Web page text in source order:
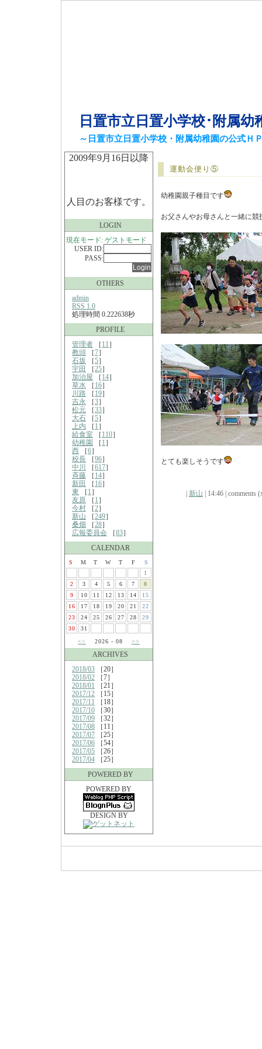
日置市立日置小学校･附属幼
～日置市立日置小学校・附属幼稚園の公式Ｈ
2009年9月16日以降
人目のお客様です。
LOGIN
現在モード: ゲストモード
USER ID:
PASS:
OTHERS
admin
RSS 1.0
処理時間 0.222638秒
PROFILE
管理者 ［ 11 ］
教頭 ［7］
石坂 ［5］
宇田
［25］
加治屋 ［ 14］
草水 ［ 16］
川路 ［ 19］
吉永 ［3］
松元 ［33］
大石 ［5］
上内 ［ 1 ］
給食室 ［ 110］
幼稚園
［ 1 ］
西 ［6］
校長 ［96］
中川
［617］
斉藤 ［ 14］
新田
［ 16］
東 ［ 1 ］
友原 ［ 1 ］
今村 ［2］
新山 ［249］
桑畑
［28］
広報委員会 ［83］
CALENDAR
S M T W T F
S
1
2
3 4 5 6 7
8
9
10 11 12 13 14
15
16
17 18 19 20 21
22
23
24 25 26 27 28
29
30
31
<<
2026 - 08 >>
ARCHIVES
2018/03 ［20］
2018/02 ［7］
2018/01 ［21］
2017/12 ［15］
2017/11 ［18］
2017/10 ［30］
2017/09 ［32］
2017/08 ［11］
2017/07 ［25］
2017/06 ［54］
2017/05 ［26］
2017/04 ［25］
POWERED BY
POWERED BY
DESIGN BY
運動会便り⑤
幼稚園親子種目です
お父さんやお母さんと一緒に競
とても楽しそうです
新山 | 14:46 | comments